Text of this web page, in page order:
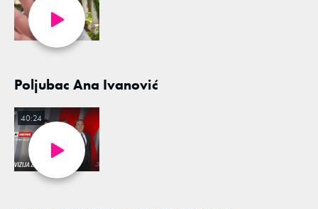
Poljubac Ana Ivanović
40:24